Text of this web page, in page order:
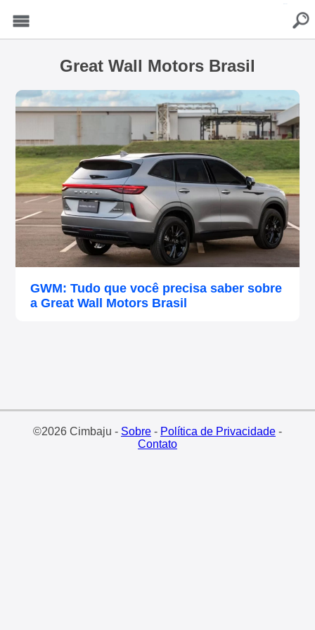
Great Wall Motors Brasil
GWM: Tudo que você precisa saber sobre
a Great Wall Motors Brasil
©2026 Cimbaju - Sobre- Política de Privacidade-
Contato